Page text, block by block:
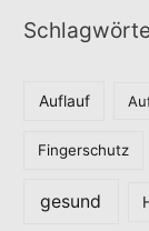
e
Auflauf
Fingerschutz
gesund